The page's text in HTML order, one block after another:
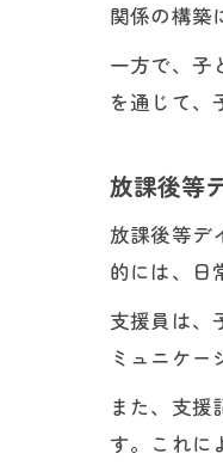
関係の構築
一方で、子
を通じて、
放課後等
放課後等デ
的には、日
支援員は、
ミュニケー
また、支援
す。これに